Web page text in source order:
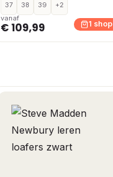
37 38 39
+2
vanaf
€ 109,99 1 shop